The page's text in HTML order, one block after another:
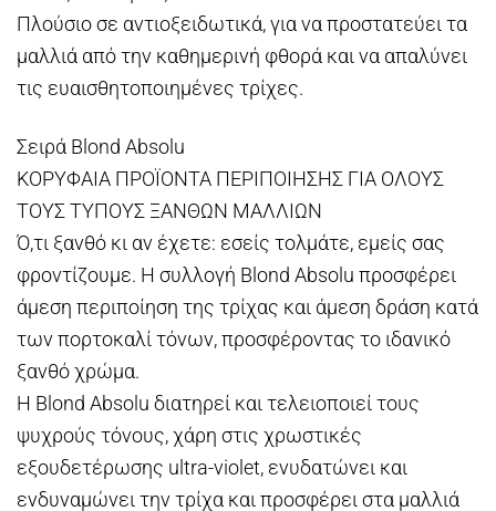
Πλούσιο σε αντιοξειδωτικά, για να προστατεύει τα
μαλλιά από την καθημερινή φθορά και να απαλύνει
τις ευαισθητοποιημένες τρίχες.
Σειρά Blond Absolu
ΚΟΡΥΦΑΙΑ ΠΡΟΪΟΝΤΑ ΠΕΡΙΠΟΙΗΣΗΣ ΓΙΑ ΟΛΟΥΣ
ΤΟΥΣ ΤΥΠΟΥΣ ΞΑΝΘΩΝ ΜΑΛΛΙΩΝ
Ό,τι ξανθό κι αν έχετε: εσείς τολμάτε, εμείς σας
φροντίζουμε. Η συλλογή Blond Absolu προσφέρει
άμεση περιποίηση της τρίχας και άμεση δράση κατά
των πορτοκαλί τόνων, προσφέροντας το ιδανικό
ξανθό χρώμα.
Η Blond Absolu διατηρεί και τελειοποιεί τους
ψυχρούς τόνους, χάρη στις χρωστικές
εξουδετέρωσης ultra-violet, ενυδατώνει και
ενδυναμώνει την τρίχα και προσφέρει στα μαλλιά